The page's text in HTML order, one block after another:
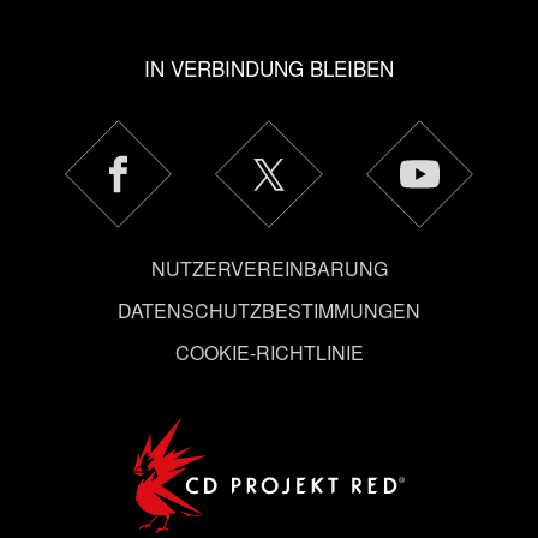
IN VERBINDUNG BLEIBEN
NUTZERVEREINBARUNG
DATENSCHUTZBESTIMMUNGEN
COOKIE-RICHTLINIE